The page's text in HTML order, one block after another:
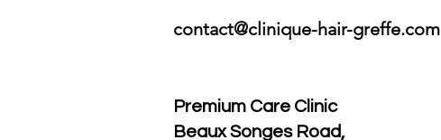
contact@clinique-hair-greffe.com
Premium Care Clinic
Beaux Songes Road,